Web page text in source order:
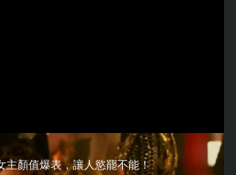
主顏值爆表，讓人慾罷不能！